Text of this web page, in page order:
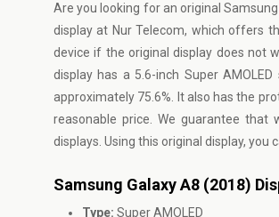
Are you looking for an originalSamsung
display at Nur Telecom, which offers
device if the original display does not
display has a 5.6-inch Super
approximately 75.6%. It also has the
reasonable price. We guarantee that
displays. Using this original display,
Samsung Galaxy A8 (2018)
Type: Super AMOLED